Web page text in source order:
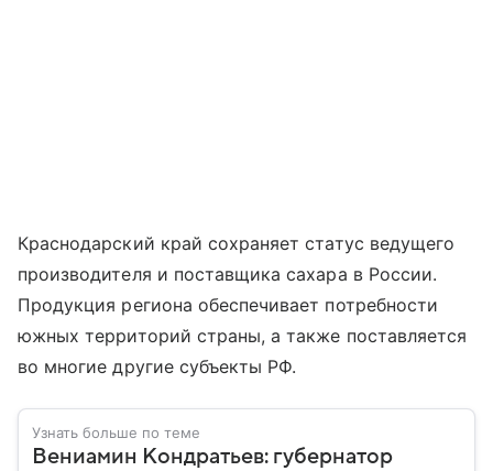
Краснодарский край сохраняет статус ведущего
производителя и поставщика сахара в России.
Продукция региона обеспечивает потребности
южных территорий страны, а также поставляется
во многие другие субъекты РФ.
Узнать больше по теме
Вениамин Кондратьев: губернатор